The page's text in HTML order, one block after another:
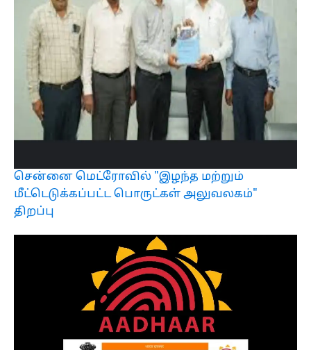
சென்னை மெட்ரோவில் "இழந்த மற்றும்
மீட்டெடுக்கப்பட்ட பொருட்கள் அலுவலகம்"
திறப்பு